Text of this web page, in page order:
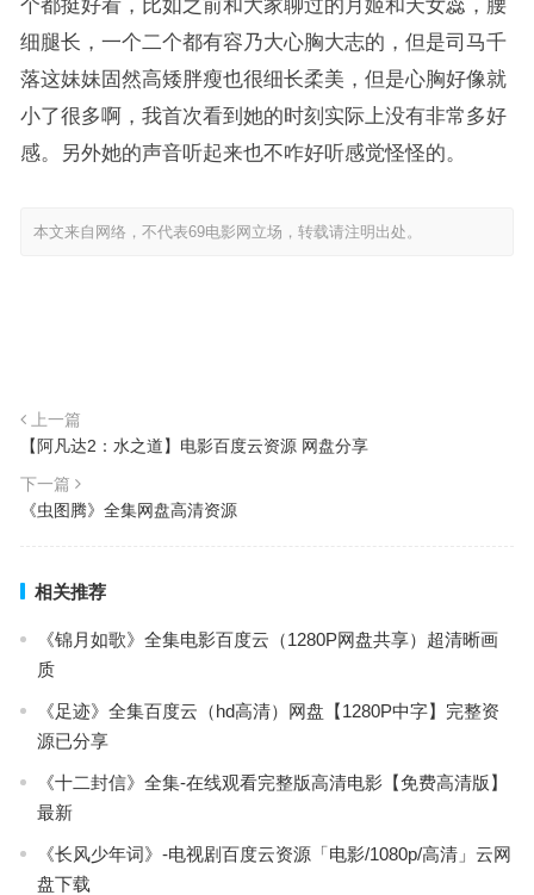
个都挺好看，比如之前和大家聊过的月姬和天女蕊，腰
细腿长，一个二个都有容乃大心胸大志的，但是司马千
落这妹妹固然高矮胖瘦也很细长柔美，但是心胸好像就
小了很多啊，我首次看到她的时刻实际上没有非常多好
感。另外她的声音听起来也不咋好听感觉怪怪的。
本文来自网络，不代表69电影网立场，转载请注明出处。
上一篇
【阿凡达2：水之道】电影百度云资源 网盘分享
下一篇
《虫图腾》全集网盘高清资源
相关推荐
《锦月如歌》全集电影百度云（1280P网盘共享）超清晰画
质
《足迹》全集百度云（hd高清）网盘【1280P中字】完整资
源已分享
《十二封信》全集-在线观看完整版高清电影【免费高清版】
最新
《长风少年词》-电视剧百度云资源「电影/1080p/高清」云网
盘下载